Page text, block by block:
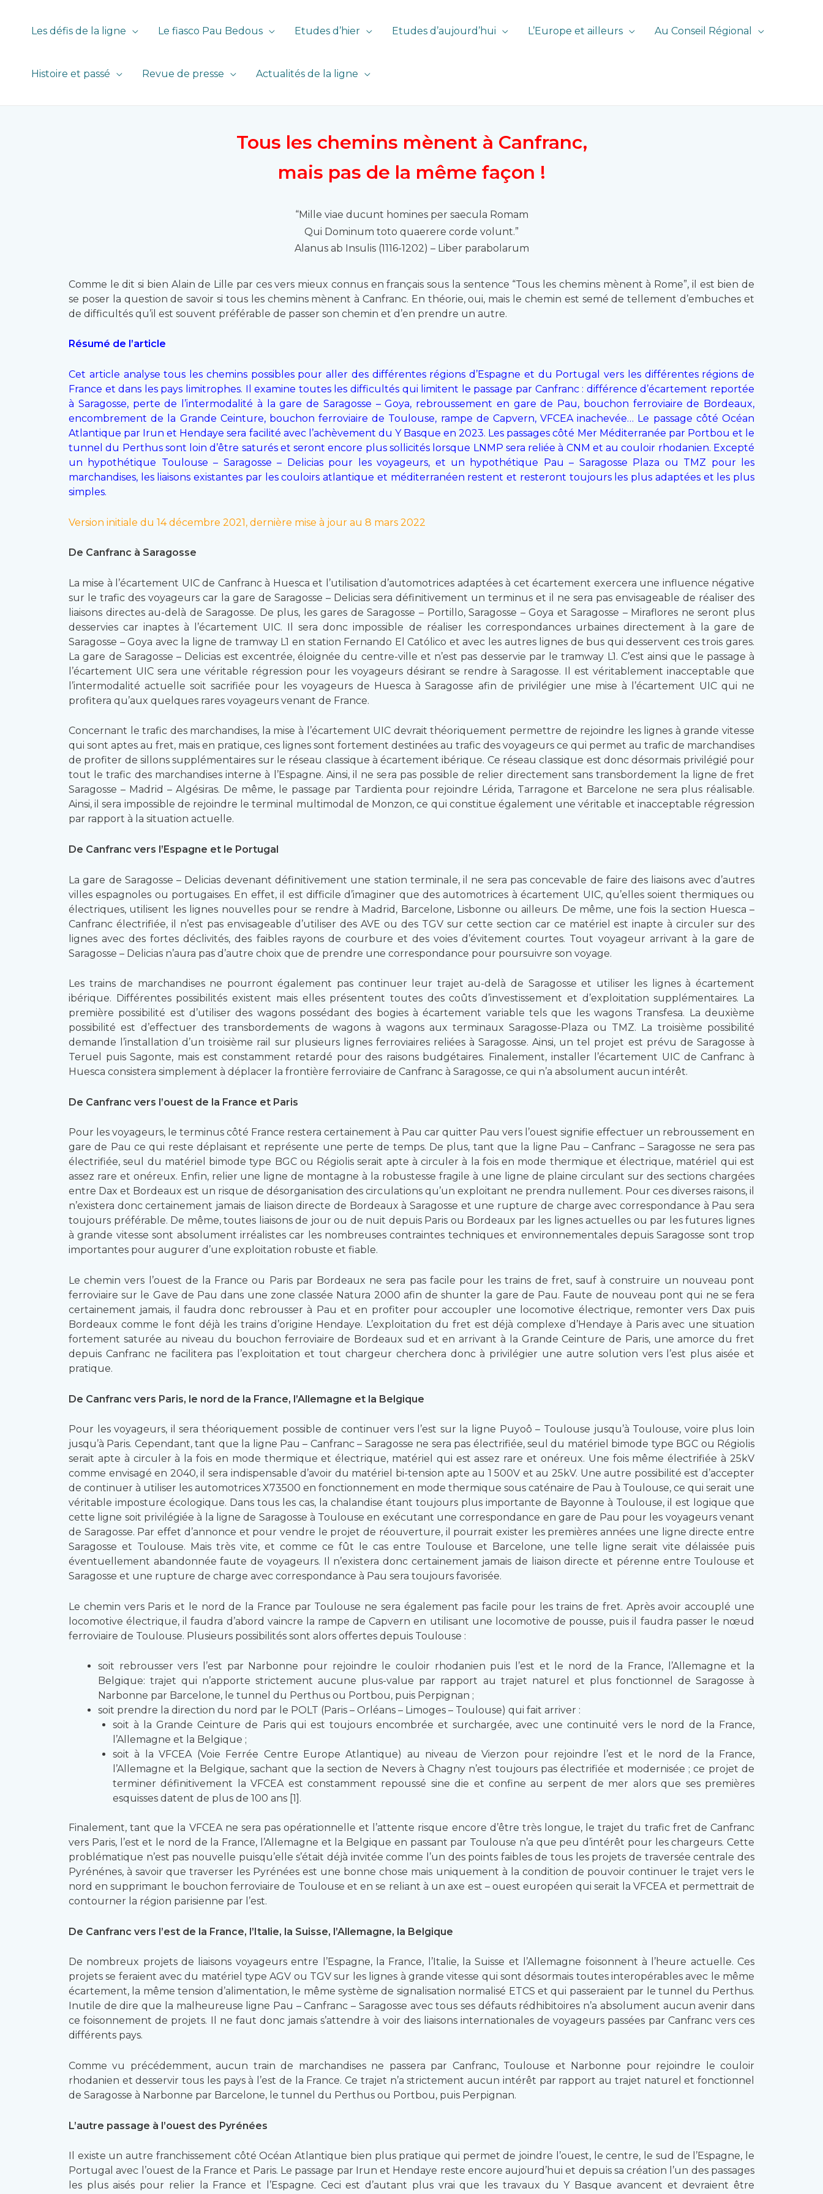
Les défis de la ligne Le fiasco Pau Bedous Etudes d’hier Etudes d’aujourd’hui L’Europe et ailleurs Au Conseil Régional
Histoire et passé Revue de presse Actualités de la ligne
Tous les chemins mènent à Canfranc,
mais pas de la même façon !
“Mille viae ducunt homines per saecula Romam
Qui Dominum toto quaerere corde volunt.”
Alanus ab Insulis (1116-1202) – Liber parabolarum
Comme le dit si bien Alain de Lille par ces vers mieux connus en français sous la sentence “Tous les chemins mènent à Rome”, il est bien de
se poser la question de savoir si tous les chemins mènent à Canfranc. En théorie, oui, mais le chemin est semé de tellement d’embuches et
de difficultés qu’il est souvent préférable de passer son chemin et d’en prendre un autre.
Résumé de l’article
Cet article analyse tous les chemins possibles pour aller des différentes régions d’Espagne et du Portugal vers les différentes régions de
France et dans les pays limitrophes. Il examine toutes les difficultés qui limitent le passage par Canfranc : différence d’écartement reportée
à Saragosse, perte de l’intermodalité à la gare de Saragosse – Goya, rebroussement en gare de Pau, bouchon ferroviaire de Bordeaux,
encombrement de la Grande Ceinture, bouchon ferroviaire de Toulouse, rampe de Capvern, VFCEA inachevée… Le passage côté Océan
Atlantique par Irun et Hendaye sera facilité avec l’achèvement du Y Basque en 2023. Les passages côté Mer Méditerranée par Portbou et le
tunnel du Perthus sont loin d’être saturés et seront encore plus sollicités lorsque LNMP sera reliée à CNM et au couloir rhodanien. Excepté
un hypothétique Toulouse – Saragosse – Delicias pour les voyageurs, et un hypothétique Pau – Saragosse Plaza ou TMZ pour les
marchandises, les liaisons existantes par les couloirs atlantique et méditerranéen restent et resteront toujours les plus adaptées et les plus
simples.
Version initiale du 14 décembre 2021, dernière mise à jour au 8 mars 2022
De Canfranc à Saragosse
La mise à l’écartement UIC de Canfranc à Huesca et l’utilisation d’automotrices adaptées à cet écartement exercera une influence négative
sur le trafic des voyageurs car la gare de Saragosse – Delicias sera définitivement un terminus et il ne sera pas envisageable de réaliser des
liaisons directes au-delà de Saragosse. De plus, les gares de Saragosse – Portillo, Saragosse – Goya et Saragosse – Miraflores ne seront plus
desservies car inaptes à l’écartement UIC. Il sera donc impossible de réaliser les correspondances urbaines directement à la gare de
Saragosse – Goya avec la ligne de tramway L1 en station Fernando El Católico et avec les autres lignes de bus qui desservent ces trois gares.
La gare de Saragosse – Delicias est excentrée, éloignée du centre-ville et n’est pas desservie par le tramway L1. C’est ainsi que le passage à
l’écartement UIC sera une véritable régression pour les voyageurs désirant se rendre à Saragosse. Il est véritablement inacceptable que
l’intermodalité actuelle soit sacrifiée pour les voyageurs de Huesca à Saragosse afin de privilégier une mise à l’écartement UIC qui ne
profitera qu’aux quelques rares voyageurs venant de France.
Concernant le trafic des marchandises, la mise à l’écartement UIC devrait théoriquement permettre de rejoindre les lignes à grande vitesse
qui sont aptes au fret, mais en pratique, ces lignes sont fortement destinées au trafic des voyageurs ce qui permet au trafic de marchandises
de profiter de sillons supplémentaires sur le réseau classique à écartement ibérique. Ce réseau classique est donc désormais privilégié pour
tout le trafic des marchandises interne à l’Espagne. Ainsi, il ne sera pas possible de relier directement sans transbordement la ligne de fret
Saragosse – Madrid – Algésiras. De même, le passage par Tardienta pour rejoindre Lérida, Tarragone et Barcelone ne sera plus réalisable.
Ainsi, il sera impossible de rejoindre le terminal multimodal de Monzon, ce qui constitue également une véritable et inacceptable régression
par rapport à la situation actuelle.
De Canfranc vers l’Espagne et le Portugal
La gare de Saragosse – Delicias devenant définitivement une station terminale, il ne sera pas concevable de faire des liaisons avec d’autres
villes espagnoles ou portugaises. En effet, il est difficile d’imaginer que des automotrices à écartement UIC, qu’elles soient thermiques ou
électriques, utilisent les lignes nouvelles pour se rendre à Madrid, Barcelone, Lisbonne ou ailleurs. De même, une fois la section Huesca –
Canfranc électrifiée, il n’est pas envisageable d’utiliser des AVE ou des TGV sur cette section car ce matériel est inapte à circuler sur des
lignes avec des fortes déclivités, des faibles rayons de courbure et des voies d’évitement courtes. Tout voyageur arrivant à la gare de
Saragosse – Delicias n’aura pas d’autre choix que de prendre une correspondance pour poursuivre son voyage.
Les trains de marchandises ne pourront également pas continuer leur trajet au-delà de Saragosse et utiliser les lignes à écartement
ibérique. Différentes possibilités existent mais elles présentent toutes des coûts d’investissement et d’exploitation supplémentaires. La
première possibilité est d’utiliser des wagons possédant des bogies à écartement variable tels que les wagons Transfesa. La deuxième
possibilité est d’effectuer des transbordements de wagons à wagons aux terminaux Saragosse-Plaza ou TMZ. La troisième possibilité
demande l’installation d’un troisième rail sur plusieurs lignes ferroviaires reliées à Saragosse. Ainsi, un tel projet est prévu de Saragosse à
Teruel puis Sagonte, mais est constamment retardé pour des raisons budgétaires. Finalement, installer l’écartement UIC de Canfranc à
Huesca consistera simplement à déplacer la frontière ferroviaire de Canfranc à Saragosse, ce qui n’a absolument aucun intérêt.
De Canfranc vers l’ouest de la France et Paris
Pour les voyageurs, le terminus côté France restera certainement à Pau car quitter Pau vers l’ouest signifie effectuer un rebroussement en
gare de Pau ce qui reste déplaisant et représente une perte de temps. De plus, tant que la ligne Pau – Canfranc – Saragosse ne sera pas
électrifiée, seul du matériel bimode type BGC ou Régiolis serait apte à circuler à la fois en mode thermique et électrique, matériel qui est
assez rare et onéreux. Enfin, relier une ligne de montagne à la robustesse fragile à une ligne de plaine circulant sur des sections chargées
entre Dax et Bordeaux est un risque de désorganisation des circulations qu’un exploitant ne prendra nullement. Pour ces diverses raisons, il
n’existera donc certainement jamais de liaison directe de Bordeaux à Saragosse et une rupture de charge avec correspondance à Pau sera
toujours préférable. De même, toutes liaisons de jour ou de nuit depuis Paris ou Bordeaux par les lignes actuelles ou par les futures lignes
à grande vitesse sont absolument irréalistes car les nombreuses contraintes techniques et environnementales depuis Saragosse sont trop
importantes pour augurer d’une exploitation robuste et fiable.
Le chemin vers l’ouest de la France ou Paris par Bordeaux ne sera pas facile pour les trains de fret, sauf à construire un nouveau pont
ferroviaire sur le Gave de Pau dans une zone classée Natura 2000 afin de shunter la gare de Pau. Faute de nouveau pont qui ne se fera
certainement jamais, il faudra donc rebrousser à Pau et en profiter pour accoupler une locomotive électrique, remonter vers Dax puis
Bordeaux comme le font déjà les trains d’origine Hendaye. L’exploitation du fret est déjà complexe d’Hendaye à Paris avec une situation
fortement saturée au niveau du bouchon ferroviaire de Bordeaux sud et en arrivant à la Grande Ceinture de Paris, une amorce du fret
depuis Canfranc ne facilitera pas l’exploitation et tout chargeur cherchera donc à privilégier une autre solution vers l’est plus aisée et
pratique.
De Canfranc vers Paris, le nord de la France, l’Allemagne et la Belgique
Pour les voyageurs, il sera théoriquement possible de continuer vers l’est sur la ligne Puyoô – Toulouse jusqu’à Toulouse, voire plus loin
jusqu’à Paris. Cependant, tant que la ligne Pau – Canfranc – Saragosse ne sera pas électrifiée, seul du matériel bimode type BGC ou Régiolis
serait apte à circuler à la fois en mode thermique et électrique, matériel qui est assez rare et onéreux. Une fois même électrifiée à 25kV
comme envisagé en 2040, il sera indispensable d’avoir du matériel bi-tension apte au 1 500V et au 25kV. Une autre possibilité est d’accepter
de continuer à utiliser les automotrices X73500 en fonctionnement en mode thermique sous caténaire de Pau à Toulouse, ce qui serait une
véritable imposture écologique. Dans tous les cas, la chalandise étant toujours plus importante de Bayonne à Toulouse, il est logique que
cette ligne soit privilégiée à la ligne de Saragosse à Toulouse en exécutant une correspondance en gare de Pau pour les voyageurs venant
de Saragosse. Par effet d’annonce et pour vendre le projet de réouverture, il pourrait exister les premières années une ligne directe entre
Saragosse et Toulouse. Mais très vite, et comme ce fût le cas entre Toulouse et Barcelone, une telle ligne serait vite délaissée puis
éventuellement abandonnée faute de voyageurs. Il n’existera donc certainement jamais de liaison directe et pérenne entre Toulouse et
Saragosse et une rupture de charge avec correspondance à Pau sera toujours favorisée.
Le chemin vers Paris et le nord de la France par Toulouse ne sera également pas facile pour les trains de fret. Après avoir accouplé une
locomotive électrique, il faudra d’abord vaincre la rampe de Capvern en utilisant une locomotive de pousse, puis il faudra passer le nœud
ferroviaire de Toulouse. Plusieurs possibilités sont alors offertes depuis Toulouse :
soit rebrousser vers l’est par Narbonne pour rejoindre le couloir rhodanien puis l’est et le nord de la France, l’Allemagne et la
Belgique: trajet qui n’apporte strictement aucune plus-value par rapport au trajet naturel et plus fonctionnel de Saragosse à
Narbonne par Barcelone, le tunnel du Perthus ou Portbou, puis Perpignan ;
soit prendre la direction du nord par le POLT (Paris – Orléans – Limoges – Toulouse) qui fait arriver :
soit à la Grande Ceinture de Paris qui est toujours encombrée et surchargée, avec une continuité vers le nord de la France,
l’Allemagne et la Belgique ;
soit à la VFCEA (Voie Ferrée Centre Europe Atlantique) au niveau de Vierzon pour rejoindre l’est et le nord de la France,
l’Allemagne et la Belgique, sachant que la section de Nevers à Chagny n’est toujours pas électrifiée et modernisée ; ce projet de
terminer définitivement la VFCEA est constamment repoussé sine die et confine au serpent de mer alors que ses premières
esquisses datent de plus de 100 ans [1].
Finalement, tant que la VFCEA ne sera pas opérationnelle et l’attente risque encore d’être très longue, le trajet du trafic fret de Canfranc
vers Paris, l’est et le nord de la France, l’Allemagne et la Belgique en passant par Toulouse n’a que peu d’intérêt pour les chargeurs. Cette
problématique n’est pas nouvelle puisqu’elle s’était déjà invitée comme l’un des points faibles de tous les projets de traversée centrale des
Pyrénénes, à savoir que traverser les Pyrénées est une bonne chose mais uniquement à la condition de pouvoir continuer le trajet vers le
nord en supprimant le bouchon ferroviaire de Toulouse et en se reliant à un axe est – ouest européen qui serait la VFCEA et permettrait de
contourner la région parisienne par l’est.
De Canfranc vers l’est de la France, l’Italie, la Suisse, l’Allemagne, la Belgique
De nombreux projets de liaisons voyageurs entre l’Espagne, la France, l’Italie, la Suisse et l’Allemagne foisonnent à l’heure actuelle. Ces
projets se feraient avec du matériel type AGV ou TGV sur les lignes à grande vitesse qui sont désormais toutes interopérables avec le même
écartement, la même tension d’alimentation, le même système de signalisation normalisé ETCS et qui passeraient par le tunnel du Perthus.
Inutile de dire que la malheureuse ligne Pau – Canfranc – Saragosse avec tous ses défauts rédhibitoires n’a absolument aucun avenir dans
ce foisonnement de projets. Il ne faut donc jamais s’attendre à voir des liaisons internationales de voyageurs passées par Canfranc vers ces
différents pays.
Comme vu précédemment, aucun train de marchandises ne passera par Canfranc, Toulouse et Narbonne pour rejoindre le couloir
rhodanien et desservir tous les pays à l’est de la France. Ce trajet n’a strictement aucun intérêt par rapport au trajet naturel et fonctionnel
de Saragosse à Narbonne par Barcelone, le tunnel du Perthus ou Portbou, puis Perpignan.
L’autre passage à l’ouest des Pyrénées
Il existe un autre franchissement côté Océan Atlantique bien plus pratique qui permet de joindre l’ouest, le centre, le sud de l’Espagne, le
Portugal avec l’ouest de la France et Paris. Le passage par Irun et Hendaye reste encore aujourd’hui et depuis sa création l’un des passages
les plus aisés pour relier la France et l’Espagne. Ceci est d’autant plus vrai que les travaux du Y Basque avancent et devraient être